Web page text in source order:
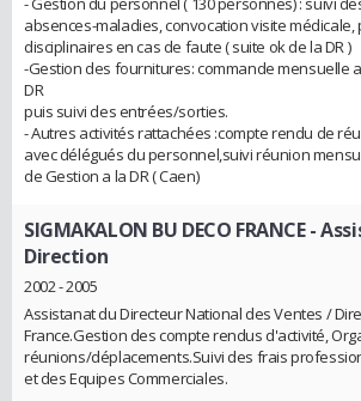
absences-maladies, convocation visite médicale,
disciplinaires en cas de faute ( suite ok de la DR )
-Gestion des fournitures: commande mensuelle
DR
puis suivi des entrées/sorties.
- Autres activités rattachées :compte rendu de
avec délégués du personnel,suivi réunion
de Gestion a la DR ( Caen)
SIGMAKALON BU DECO FRANCE-
Direction
2002 - 2005
Assistanat du Directeur National des Ventes /
France.Gestion des compte rendus d'activité,
réunions/déplacements.Suivi des frais
et des Equipes Commerciales.